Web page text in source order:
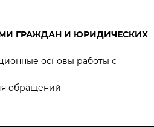
ГРАЖДАН И ЮРИДИЧЕСКИХ
основы работы с
обращений